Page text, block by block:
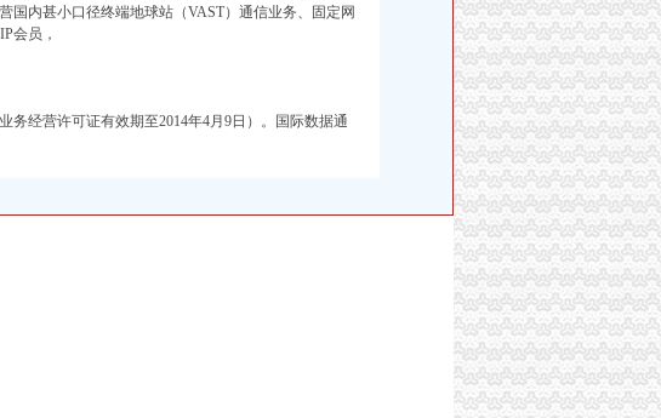
国内甚小口径终端地球站（VAST）通信业务、固定网
会员，
经营许可证有效期至2014年4月9日）。
国际数据通